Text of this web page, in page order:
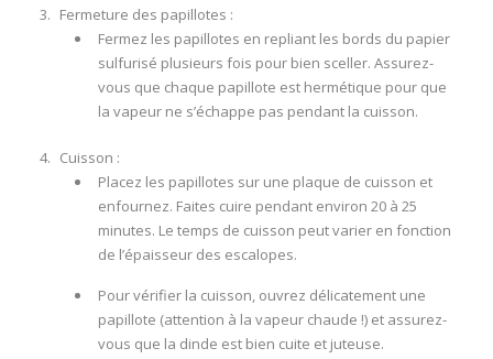
Fermeture des papillotes :
Fermez les papillotes en repliant les bords du papier
sulfurisé plusieurs fois pour bien sceller. Assurez-
vous que chaque papillote est hermétique pour que
la vapeur ne s’échappe pas pendant la cuisson.
Cuisson :
Placez les papillotes sur une plaque de cuisson et
enfournez. Faites cuire pendant environ 20 à 25
minutes. Le temps de cuisson peut varier en fonction
de l’épaisseur des escalopes.
Pour vérifier la cuisson, ouvrez délicatement une
papillote (attention à la vapeur chaude !) et assurez-
vous que la dinde est bien cuite et juteuse.